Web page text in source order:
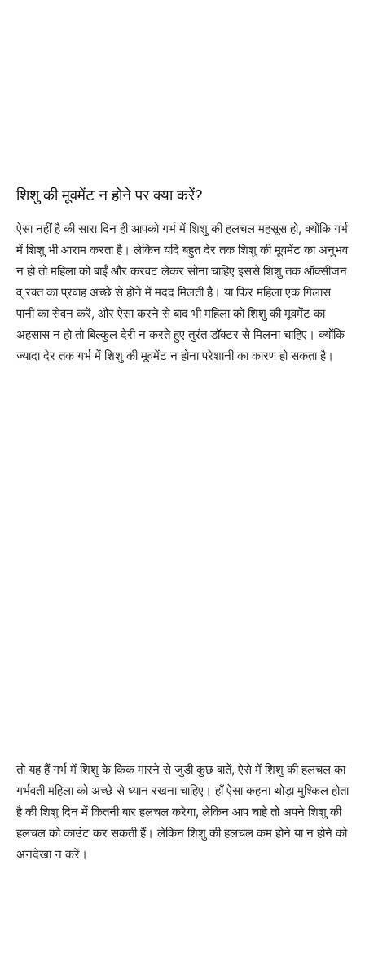
शिशु की मूवमेंट न होने पर क्या करें?
ऐसा नहीं है की सारा दिन ही आपको गर्भ में शिशु की हलचल महसूस हो, क्योंकि गर्भ
में शिशु भी आराम करता है। लेकिन यदि बहुत देर तक शिशु की मूवमेंट का अनुभव
न हो तो महिला को बाईं और करवट लेकर सोना चाहिए इससे शिशु तक ऑक्सीजन
व् रक्त का प्रवाह अच्छे से होने में मदद मिलती है। या फिर महिला एक गिलास
पानी का सेवन करें, और ऐसा करने से बाद भी महिला को शिशु की मूवमेंट का
अहसास न हो तो बिल्कुल देरी न करते हुए तुरंत डॉक्टर से मिलना चाहिए। क्योंकि
ज्यादा देर तक गर्भ में शिशु की मूवमेंट न होना परेशानी का कारण हो सकता है।
तो यह हैं गर्भ में शिशु के किक मारने से जुडी कुछ बातें, ऐसे में शिशु की हलचल का
गर्भवती महिला को अच्छे से ध्यान रखना चाहिए। हाँ ऐसा कहना थोड़ा मुश्किल होता
है की शिशु दिन में कितनी बार हलचल करेगा, लेकिन आप चाहे तो अपने शिशु की
हलचल को काउंट कर सकती हैं। लेकिन शिशु की हलचल कम होने या न होने को
अनदेखा न करें।